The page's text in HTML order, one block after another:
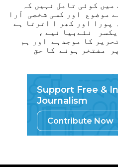
کوئی تامل نہیں کہ
موضوع اور کسی شخصی آرا
پورا اور کھر ا اترتا ہے
نئےبیا نیے ،
کا موجدہے اور ہم
مفتخر ہونے کا حق
Support Free &
Journalism
Contribute Now